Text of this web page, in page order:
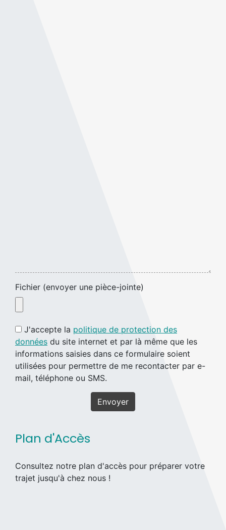
Fichier (envoyer une pièce-jointe)
J'accepte la politique de protection des
données du site internet et par là même que les
informations saisies dans ce formulaire soient
utilisées pour permettre de me recontacter par e-
mail, téléphone ou SMS.
Envoyer
Plan d'Accès
Consultez notre plan d'accès pour préparer votre
trajet jusqu'à chez nous !